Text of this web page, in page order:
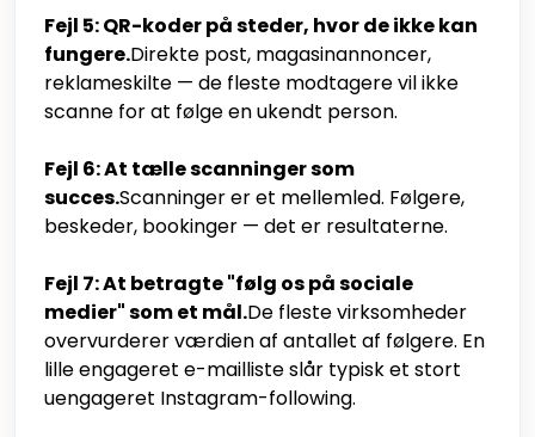
Fejl 5: QR-koder på steder, hvor de ikke kan
fungere.Direkte post, magasinannoncer,
reklameskilte — de fleste modtagere vil ikke
scanne for at følge en ukendt person.
Fejl 6: At tælle scanninger som
succes.Scanninger er et mellemled. Følgere,
beskeder, bookinger — det er resultaterne.
Fejl 7: At betragte "følg os på sociale
medier" som et mål.De fleste virksomheder
overvurderer værdien af antallet af følgere. En
lille engageret e-mailliste slår typisk et stort
uengageret Instagram-following.